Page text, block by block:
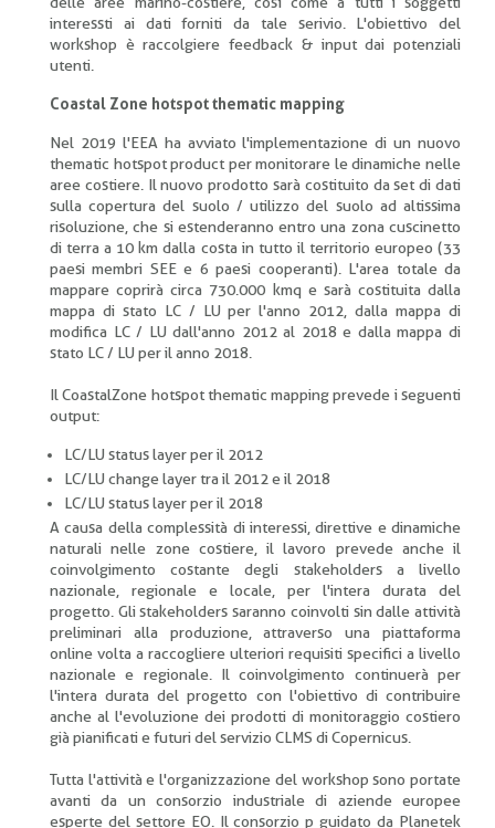
interessti ai dati forniti da tale serivio. L'obiettivo del
workshop è raccolgierefeedback & input dai potenziali
utenti.
Coastal Zone hotspot thematic mapping
Nel 2019 l'EEA ha avviato l'implementazione di un nuovo
thematic hotspot product per monitorare le dinamiche nelle
aree costiere. Il nuovo prodotto sarà costituito da set di dati
sulla copertura del suolo / utilizzo del suolo ad altissima
risoluzione, che si estenderanno entro una zona cuscinetto
di terra a 10 km dalla costa in tutto il territorio europeo (33
paesi membri SEE e 6 paesi cooperanti). L'area totale da
mappare coprirà circa 730.000 kmq e sarà costituita dalla
mappa di stato LC / LU per l'anno 2012, dalla mappa di
modifica LC / LU dall'anno 2012 al 2018 e dalla mappa di
stato LC / LU per il anno 2018.
Il CoastalZone hotspot thematic mapping prevede i seguenti
output:
LC/LU status layer per il 2012
LC/LU change layer tra il 2012 e il 2018
LC/LU status layer per il 2018
A causa della complessità di interessi, direttive e dinamiche
naturali nelle zone costiere, il lavoro prevede anche il
coinvolgimento costante degli stakeholders a livello
nazionale, regionale e locale, per l'intera durata del
progetto. Gli stakeholders saranno coinvolti sin dalle attività
preliminari alla produzione, attraverso una piattaforma
online volta a raccogliere ulteriori requisiti specifici a livello
nazionale e regionale. Il coinvolgimento continuerà per
l'intera durata del progetto con l'obiettivo di contribuire
anche al l'evoluzione dei prodotti di monitoraggio costiero
già pianificati e futuri del servizio CLMS di Copernicus.
Tutta l'attività e l'organizzazione del workshop sono portate
avanti da un consorzio industriale di aziende europee
esperte del settore EO. Il consorzio p guidato da Planetek